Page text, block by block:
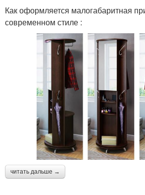
Как оформляется малогабаритная
современном стиле :
читать дальше →